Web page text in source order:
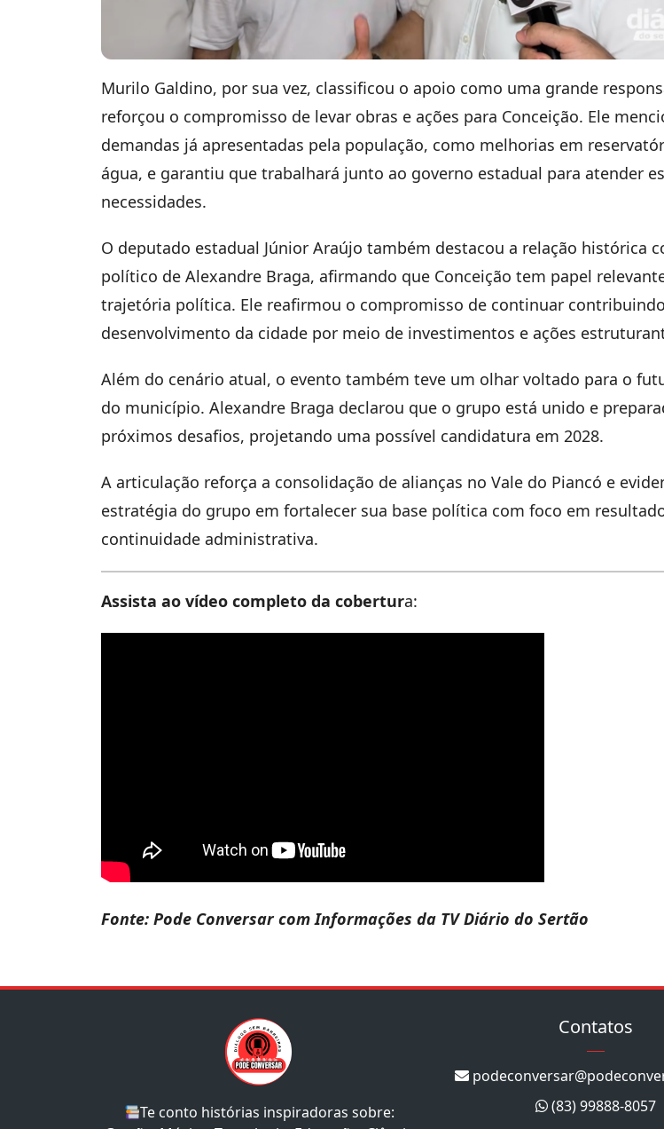
Murilo Galdino, por sua vez, classificou o apoio como uma grande
reforçou o compromisso de levar obras e ações para Conceição. Ele
demandas já apresentadas pela população, como melhorias em
água, e garantiu que trabalhará junto ao governo estadual para atender
necessidades.
O deputado estadual Júnior Araújo também destacou a relação histórica
político de Alexandre Braga, afirmando que Conceição tem papel
trajetória política. Ele reafirmou o compromisso de continuar
desenvolvimento da cidade por meio de investimentos e ações
Além do cenário atual, o evento também teve um olhar voltado para o
do município. Alexandre Braga declarou que o grupo está unido e
próximos desafios, projetando uma possível candidatura em 2028.
A articulação reforça a consolidação de alianças no Vale do Piancó e
estratégia do grupo em fortalecer sua base política com foco em
continuidade administrativa.
Assista ao vídeo completo da cobertura:
Fonte: Pode Conversar com Informações da TV Diário do Sertão
Te conto histórias inspiradoras sobre:
Contatos
(83) 99888-8057